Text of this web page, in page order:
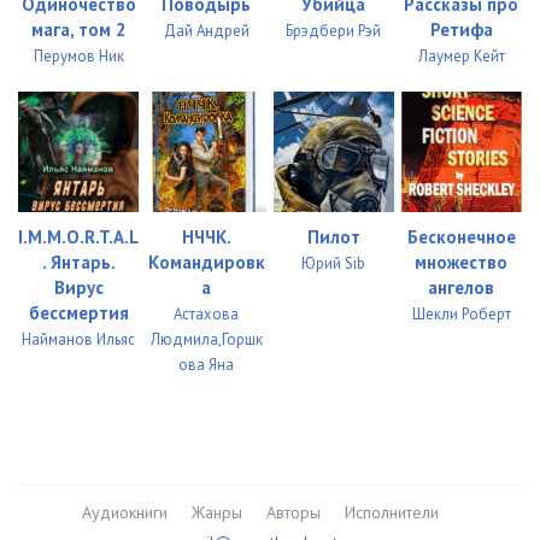
056 02:40
057 08:12
058 04:51
059 02:54
060 07:29
061 03:04
062 03:46
мага, том 2
Перумов Ник
Дай Андрей Брэдбери Рэй
Ретифа
Лаумер Кейт
I.M.M.O.R.T.A.L
. Янтарь.
Вирус
бессмертия
Найманов Ильяс
НЧЧК.
Командировк
а
Астахова
Людмила,Горшк
ова Яна
Пилот
Юрий Sib
Бесконечное
множество
ангелов
Шекли Роберт
Аудиокниги Жанры Авторы
Исполнители